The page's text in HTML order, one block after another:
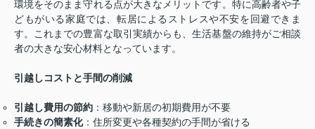
環境をそのまま守れる点が大きなメリットです。特に高齢者や子
どもがいる家庭では、転居によるストレスや不安を回避できま
す。これまでの豊富な取引実績からも、生活基盤の維持がご相談
者の大きな安心材料となっています。
引越しコストと手間の削減
引越し費用の節約 ：移動や新居の初期費用が不要
手続きの簡素化：住所変更や各種契約の手間が省ける